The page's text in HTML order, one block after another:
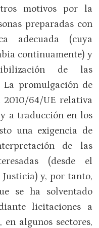
motivos por la
preparadas con
adecuada (cuya
continuamente) y
de las
La promulgación de
2010/64/UE relativa
a traducción en los
una exigencia de
de las
(desde el
y, por tanto,
se ha solventado
licitaciones a
en algunos sectores,